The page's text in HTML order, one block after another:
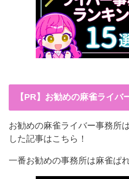
【PR】お勧めの麻雀ライバ
お勧めの麻雀ライバー事務所
した記事はこちら！
一番お勧めの事務所は麻雀ぱ